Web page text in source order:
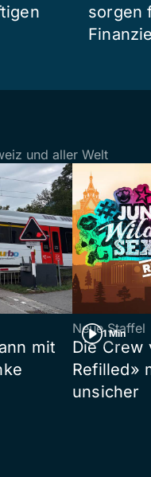
sorgen
und aller Welt
mit
1 Min
Neue Staffel
Die Crew
Refilled»
unsicher